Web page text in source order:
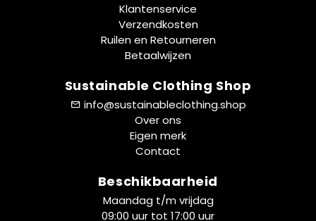
Klantenservice
Verzendkosten
Ruilen en Retourneren
Betaalwijzen
Sustainable Clothing Shop
info@sustainableclothing.shop
Over ons
Eigen merk
Contact
Beschikbaarheid
Maandag t/m vrijdag
09:00 uur tot 17:00 uur